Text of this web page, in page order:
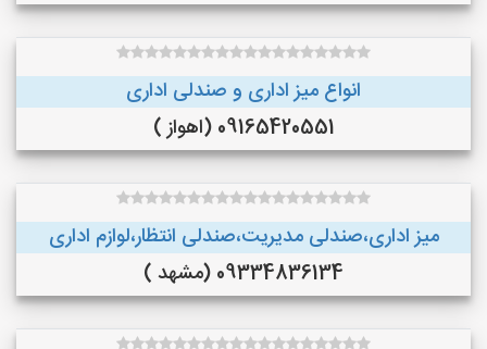
انواع میز اداری و صندلی اداری
09165420551 (اهواز )
میز اداری،صندلی مدیریت،صندلی انتظار،لوازم اداری
09334836134 (مشهد )